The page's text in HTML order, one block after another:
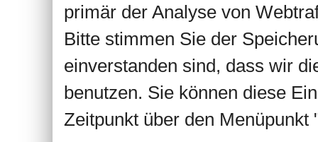
primär der Analyse von
Bitte stimmen Sie der
einverstanden sind, dass wir
benutzen. Sie können diese
Zeitpunkt über den Menüpunkt